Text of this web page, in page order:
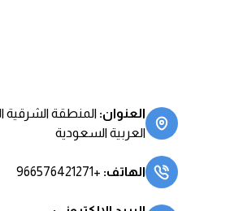
العنوان: المنطقة الشرقية
العربية السعودية
الهاتف:
+966576421271